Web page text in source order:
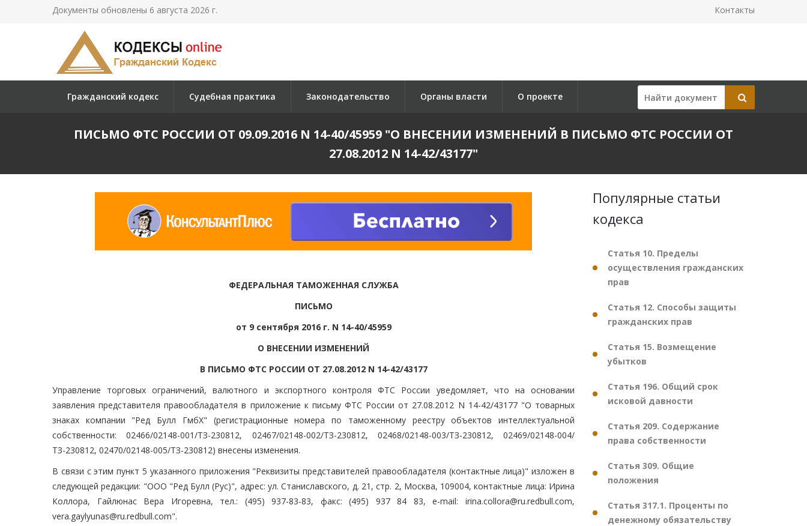
Документы обновлены 6 августа 2026 г. Контакты
Гражданский кодекс Судебная практика Законодательство Органы власти О проекте
ПИСЬМО ФТС РОССИИ ОТ 09.09.2016 N 14-40/45959 "О ВНЕСЕНИИ ИЗМЕНЕНИЙ В ПИСЬМО ФТС РОССИИ ОТ
27.08.2012 N 14-42/43177"
ФЕДЕРАЛЬНАЯ ТАМОЖЕННАЯ СЛУЖБА
ПИСЬМО
от 9 сентября 2016 г. N 14-40/45959
О ВНЕСЕНИИ ИЗМЕНЕНИЙ
В ПИСЬМО ФТС РОССИИ ОТ 27.08.2012 N 14-42/43177
Управление торговых ограничений, валютного и экспортного контроля ФТС России уведомляет, что на основании
заявления представителя правообладателя в приложение к письму ФТС России от 27.08.2012 N 14-42/43177 "О товарных
знаках компании "Ред Булл ГмбХ" (регистрационные номера по таможенному реестру объектов интеллектуальной
собственности: 02466/02148-001/ТЗ-230812, 02467/02148-002/ТЗ-230812, 02468/02148-003/ТЗ-230812, 02469/02148-004/
ТЗ-230812, 02470/02148-005/ТЗ-230812) внесены изменения.
В связи с этим пункт 5 указанного приложения "Реквизиты представителей правообладателя (контактные лица)" изложен в
следующей редакции: "ООО "Ред Булл (Рус)", адрес: ул. Станиславского, д. 21, стр. 2, Москва, 109004, контактные лица: Ирина
Коллора, Гайлюнас Вера Игоревна, тел.: (495) 937-83-83, факс: (495) 937 84 83, e-mail: irina.collora@ru.redbull.com,
vera.gaylyunas@ru.redbull.com".
Популярные статьи
кодекса
Статья 10. Пределы
осуществления гражданских
прав
Статья 12. Способы защиты
гражданских прав
Статья 15. Возмещение
убытков
Статья 196. Общий срок
исковой давности
Статья 209. Содержание
права собственности
Статья 309. Общие
положения
Статья 317.1. Проценты по
денежному обязательству